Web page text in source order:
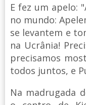
E fez um apelo:
no mundo:
se levantem e
na Ucrânia!
precisamos
todos juntos, e
Na madrugada